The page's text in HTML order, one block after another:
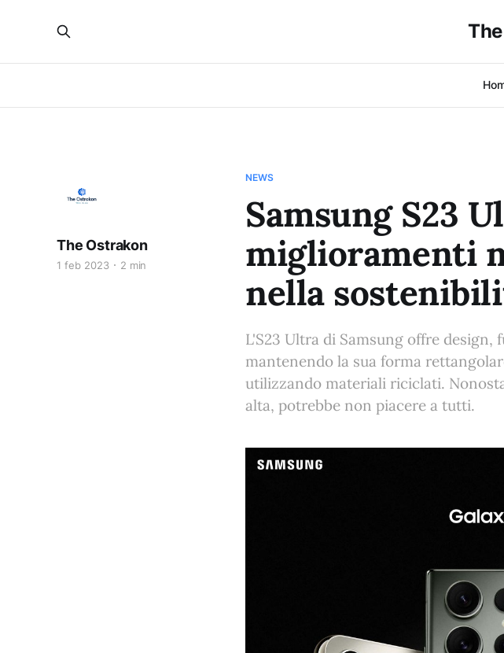
NEWS
Samsung S23
miglioramenti
nella
The Ostrakon
1 feb 2023 2 min
L'S23 Ultra di Samsung offre
mantenendo la sua forma
utilizzando materiali riciclati.
alta, potrebbe non piacere a tutti.